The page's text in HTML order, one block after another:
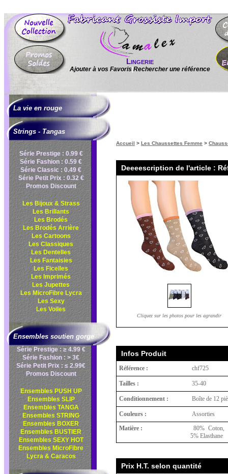
Lingerie
Ajouter à vos Favoris Rechercher une référence
La vie en rouge
Strings - Tangas
Série Prestige : 0.99 €
Série Fashion : 0.59 €
Série Classic : 0.49 €
Série Petit Prix : 0.32 €
Promos Discount
Les Bijoux & Strass
Les Brillants
Les Brodés
Les Brodés Arrière
Les Cartoons
Les Classiques
Les Dentelles
Les Fantaisies
Les Ficelles
Les Imprimés
Les Jupettes
Les MicroFibre Lycra
Les Sexy
Les Voiles
Ensembles soutien gorge
Série Prestige : ≥ 4.99 €
Série Fashion : > 3€
Série Petit Prix : ≤ 2.99€
Promos Discount
Ensembles PUSH UP
Ensembles SLIP
Ensembles TANGA
Ensembles STRING
Ensembles BOXER
Ensembles BUSTIER
Ensembles SEXY HOT
Ensembles MicroFibre
Lycra & Caracos
Accueil > Les Chaussettes Femme >
Deeeescription de l'article :
Cliquez sur les photos pour les agrandir
Infos Produit
Référence : chf725
Tailles : 35-40
Conditionnement : Boîte de 12
Couleurs :
Assorties
Matière :
80% Coton,
5% Elasthane
Prix H.T. selon quantité